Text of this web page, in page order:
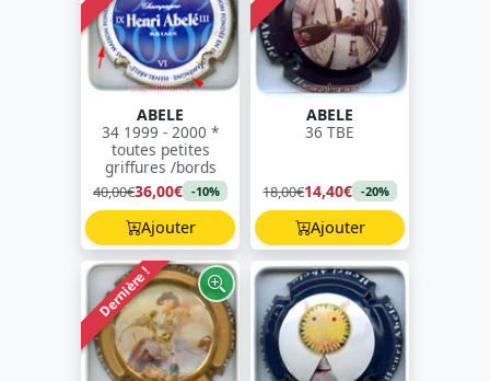
ABELE
34 1999 - 2000 *
toutes petites
griffures /bords
40,00€36,00€ -10%
Ajouter
ABELE
36 TBE
18,00€14,40€ -20%
Ajouter
Dernière !